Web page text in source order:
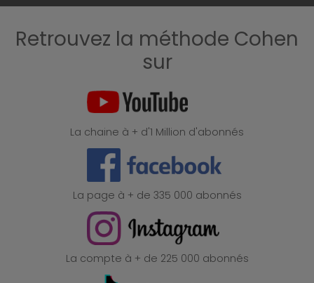
Retrouvez la méthode Cohen
sur
La chaine à + d'1 Million d'abonnés
La page à + de 335 000 abonnés
La compte à + de 225 000 abonnés